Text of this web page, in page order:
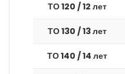
ТО 120 / 12 лет
ТО 130 / 13 лет
ТО 140 / 14 лет